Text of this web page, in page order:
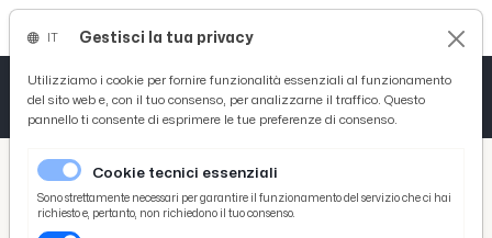
/ Picenotime
/ Eventi e Cultura
Al Duomo di Ascoli Piceno Messa di Pasqua animata dalla Corale ascolana "Mater Gratiae"
Gestisci la tua privacy
Utilizziamo i cookie per fornire funzionalità essenziali al funzionamento
del sito web e, con il tuo consenso, per analizzarne il traffico. Questo
pannello ti consente di esprimere le tue preferenze di consenso.
Cookie tecnici essenziali
Sono strettamente necessari per garantire il funzionamento del servizio che ci hai
richiesto e, pertanto, non richiedono il tuo consenso.
Tutto News
Tutto Sport
Basket
Tutto Curiosità